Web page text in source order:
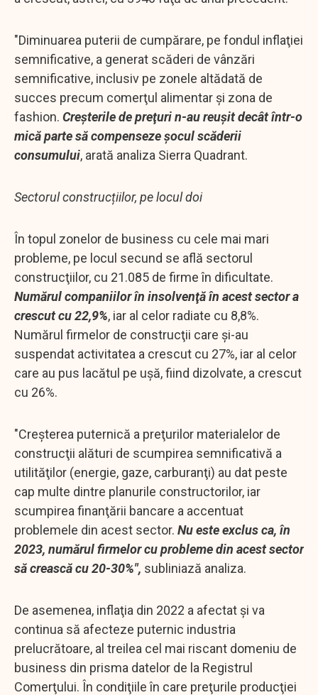
"Diminuarea puterii de cumpărare, pe fondul inflaţiei
semnificative, a generat scăderi de vânzări
semnificative, inclusiv pe zonele altădată de
succes precum comerţul alimentar şi zona de
fashion. Creşterile de preţuri n-au reuşit decât într-o
mică parte să compenseze şocul scăderii
consumului, arată analiza Sierra Quadrant.
Sectorul construcțiilor, pe locul doi
În topul zonelor de business cu cele mai mari
probleme, pe locul secund se află sectorul
construcţiilor, cu 21.085 de firme în dificultate.
Numărul companiilor în insolvenţă în acest sector a
crescut cu 22,9%, iar al celor radiate cu 8,8%.
Numărul firmelor de construcţii care şi-au
suspendat activitatea a crescut cu 27%, iar al celor
care au pus lacătul pe uşă, fiind dizolvate, a crescut
cu 26%.
"Creşterea puternică a preţurilor materialelor de
construcţii alături de scumpirea semnificativă a
utilităţilor (energie, gaze, carburanţi) au dat peste
cap multe dintre planurile constructorilor, iar
scumpirea finanţării bancare a accentuat
problemele din acest sector. Nu este exclus ca, în
2023, numărul firmelor cu probleme din acest sector
să crească cu 20-30%", subliniază analiza.
De asemenea, inflaţia din 2022 a afectat şi va
continua să afecteze puternic industria
prelucrătoare, al treilea cel mai riscant domeniu de
business din prisma datelor de la Registrul
Comerţului. În condiţiile în care preţurile producţiei